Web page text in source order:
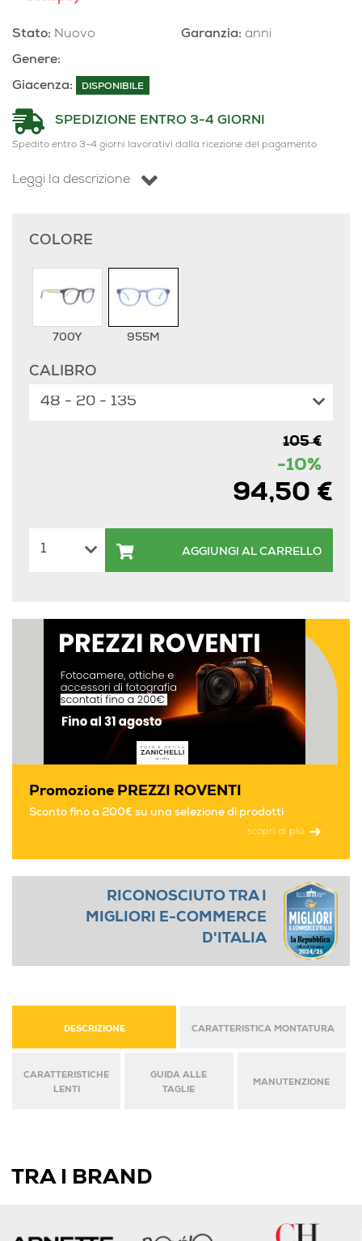
Stato: Nuovo
Genere:
Garanzia: anni
Giacenza: DISPONIBILE
SPEDIZIONE ENTRO 3-4 GIORNI
Spedito entro 3-4 giorni lavorativi dalla ricezione del pagamento
Leggi la descrizione
COLORE
700Y 955M
CALIBRO
105 €
-10%
94,50 €
AGGIUNGI AL CARRELLO
Promozione PREZZI ROVENTI
Sconto fino a 200€ su una selezione di prodotti
scopri di più
RICONOSCIUTO TRA I
MIGLIORI E-COMMERCE
D'ITALIA
DESCRIZIONE CARATTERISTICA MONTATURA
CARATTERISTICHE
LENTI
GUIDA ALLE
TAGLIE
MANUTENZIONE
TRA I BRAND